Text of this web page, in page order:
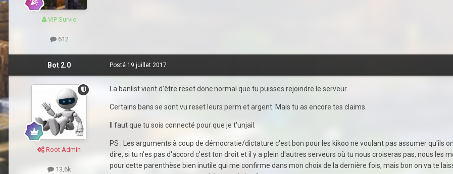
VIP Survie
612
Bot 2.0
Root Admin
13,6k
Posté 19 juillet 2017
La banlist vient d'être reset donc normal que tu puisses rejoindre le serveur.
Certains bans se sont vu reset leurs perm et argent. Mais tu as encore tes claims.
Il faut que tu sois connecté pour que je t'unjail.
PS : Les arguments à coup de démocratie/dictature c'est bon pour les kikoo ne voulant pas assumer qu'ils
dire, si tu n'es pas d'accord c'est ton droit et il y a plein d'autres serveurs où tu nous croiseras pas, nous les
pour cette parenthèse bien inutile qui me confirme dans mon choix de la dernière fois, mais bon on va te